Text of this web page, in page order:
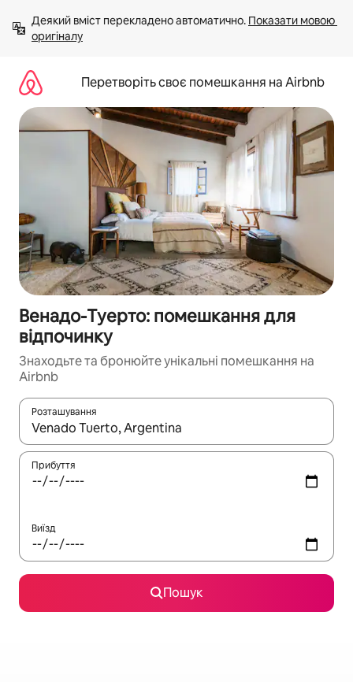
вмісту
Деякий вміст перекладено автоматично. Показати мовою
оригіналу
Перетворіть своє помешкання на Airbnb
Венадо-Туерто: помешкання для
відпочинку
Знаходьте та бронюйте унікальні помешкання на
Airbnb
Розташування
Отримавши результати пошуку, використовуйте для
Прибуття
Виїзд
Пошук